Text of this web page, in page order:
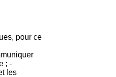
pour ce
; -
les